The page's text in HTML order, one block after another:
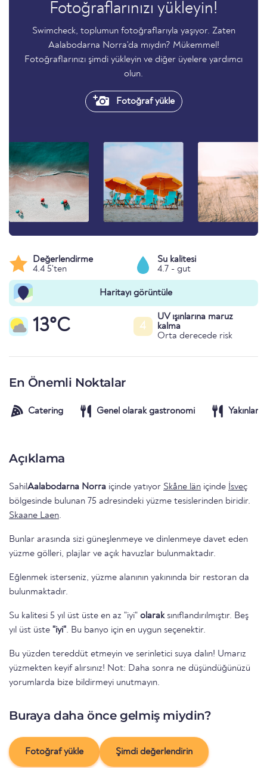
Fotoğraflarınızı yükleyin!
Swimcheck, toplumun fotoğraflarıyla yaşıyor. Zaten
Aalabodarna Norra'da mıydın? Mükemmel!
Fotoğraflarınızı şimdi yükleyin ve diğer üyelere yardımcı
olun.
Fotoğraf yükle
Değerlendirme
4.4 5'ten
Su kalitesi
4.7 - gut
Haritayı görüntüle
13°C 4
UV ışınlarına maruz
kalma
Orta derecede risk
En Önemli Noktalar
Catering Genel olarak gastronomi
Açıklama
SahilAalabodarna Norra içinde yatıyor Skåne län içinde İsveç
bölgesinde bulunan 75 adresindeki yüzme tesislerinden biridir.
Skaane Laen.
Bunlar arasında sizi güneşlenmeye ve dinlenmeye davet eden
yüzme gölleri, plajlar ve açık havuzlar bulunmaktadır.
Eğlenmek isterseniz, yüzme alanının yakınında bir restoran da
bulunmaktadır.
Su kalitesi 5 yıl üst üste en az "iyi" olaraksınıflandırılmıştır. Beş
yıl üst üste "iyi". Bu banyo için en uygun seçenektir.
Bu yüzden tereddüt etmeyin ve serinletici suya dalın! Umarız
yüzmekten keyif alırsınız! Not: Daha sonra ne düşündüğünüzü
yorumlarda bize bildirmeyi unutmayın.
Buraya daha önce gelmiş miydin?
Fotoğraf yükle Şimdi değerlendirin